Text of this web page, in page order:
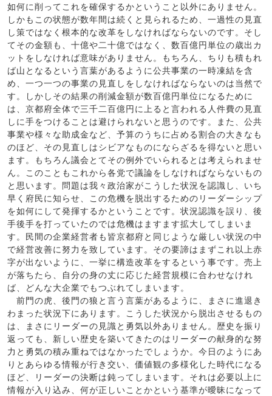
如何に削ってこれを確保するかということ以外にありません。
しかもこの状態が数年間は続くと見られるため、一過性の見直
し策ではなく根本的な改革をしなければならないのです。そし
てその金額も、十億や二十億ではなく、数百億円単位の歳出カ
ットをしなければ意味がありません。もちろん、ちりも積もれ
ば山となるという言葉があるように公共事業の一時凍結を含
め、一つ一つの事業の見直しをしなければならないのは当然で
す。しかしその結果の削減金額が数百億円単位になるために
は、京都府全体で三千二百億円に上ると言われる人件費の見直
しに手をつけることは避けられないと思うのです。また、公共
事業や様々な助成金など、予算のうちに占める割合の大きなも
のほど、その見直しはシビアなものにならざるを得ないと思い
ます。もちろん議会とてその例外でいられるとは考えられませ
ん。このこともこれから各党で議論をしなければならないもの
と思います。問題は我々政治家がこうした状況を認識し、いち
早く府民に知らせ、この危機を脱出するためのリーダーシップ
を如何にして発揮するかということです。状況認識を誤り、後
手後手を打っていたのでは危機はますます拡大してしまいま
す。民間の企業経営者も皆京都府と同じような厳しい状況の中
で経営改善に努力を致しています。その要諦はまずこれ以上赤
字が出ないように、一挙に構造改革をするという事です。売上
が落ちたら、自分の身の丈に応じた経営規模に合わせなけれ
ば、どんな大企業でもつぶれてしまいます。
前門の虎、後門の狼と言う言葉があるように、まさに進退き
わまった状況下にあります。こうした状況から脱出させるもの
は、まさにリーダーの見識と勇気以外ありません。歴史を振り
返っても、新しい歴史を築いてきたのはリーダーの献身的な努
力と勇気の積み重ねではなかったでしょうか。今日のようにあ
りとあらゆる情報が行き交い、価値観の多様化した時代になる
ほど、リーダーの決断は鈍ってしまいます。それは必要以上に
情報が入り込み、何が正しいことかという基準が曖昧になって